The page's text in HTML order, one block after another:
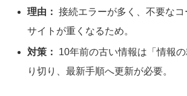
理由： 接続エラーが多く、不要なコ
サイトが重くなるため。
対策：
10年前の古い情報は「情報
り切り、最新手順へ更新が必要。